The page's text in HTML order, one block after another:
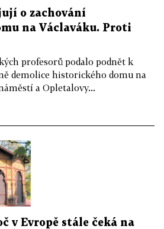
o zachování
na Václaváku. Proti
profesorů podalo podnět k
demolice historického domu na
a Opletalovy...
v Evropě stále čeká na